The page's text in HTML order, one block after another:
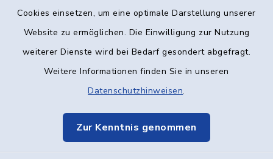
Cookies einsetzen, um eine optimale Darstellung unserer
Website zu ermöglichen. Die Einwilligung zur Nutzung
weiterer Dienste wird bei Bedarf gesondert abgefragt.
Weitere Informationen finden Sie in unseren
Datenschutzhinweisen.
Zur Kenntnis genommen
Kontakt
Datenschutz
Elektronische Kommunikation